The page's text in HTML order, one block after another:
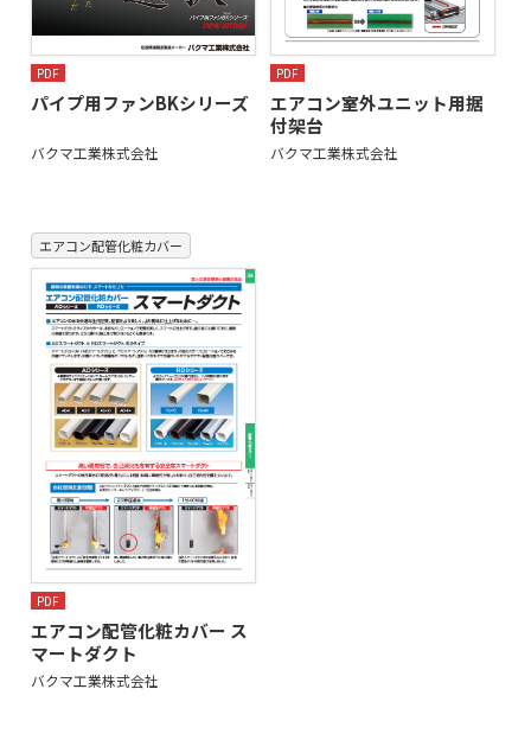
PDF
パイプ用ファンBKシリーズ
バクマ工業株式会社
PDF
エアコン室外ユニット用据
付架台
バクマ工業株式会社
エアコン配管化粧カバー
PDF
エアコン配管化粧カバー ス
マートダクト
バクマ工業株式会社